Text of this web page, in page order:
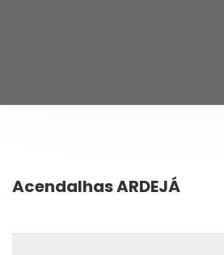
Acendalhas ARDEJÁ